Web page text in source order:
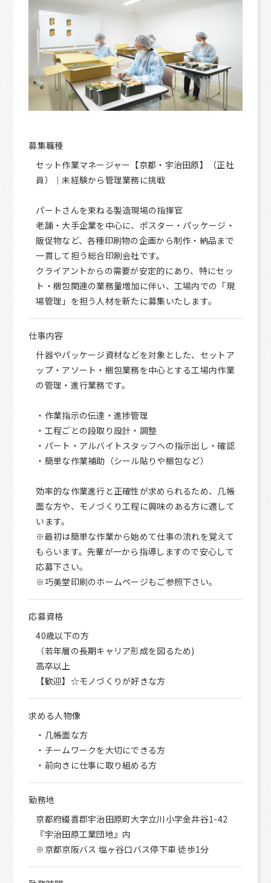
募集職種
セット作業マネージャー【京都・宇治田原】（正社
員）｜未経験から管理業務に挑戦
パートさんを束ねる製造現場の指揮官
老舗・大手企業を中心に、ポスター・パッケージ・
販促物など、各種印刷物の企画から制作・納品まで
一貫して担う総合印刷会社です。
クライアントからの需要が安定的にあり、特にセッ
ト・梱包関連の業務量増加に伴い、工場内での「現
場管理」を担う人材を新たに募集いたします。
仕事内容
什器やパッケージ資材などを対象とした、セットア
ップ・アソート・梱包業務を中心とする工場内作業
の管理・進行業務です。
・作業指示の伝達・進捗管理
・工程ごとの段取り設計・調整
・パート・アルバイトスタッフへの指示出し・確認
・簡単な作業補助（シール貼りや梱包など）
効率的な作業進行と正確性が求められるため、几帳
面な方や、モノづくり工程に興味のある方に適して
います。
※最初は簡単な作業から始めて仕事の流れを覚えて
もらいます。先輩が一から指導しますので安心して
応募下さい。
※巧美堂印刷のホームページもご参照下さい。
応募資格
40歳以下の方
（若年層の長期キャリア形成を図るため)
高卒以上
【歓迎】☆モノづくりが好きな方
求める人物像
・几帳面な方
・チームワークを大切にできる方
・前向きに仕事に取り組める方
勤務地
京都府綴喜郡宇治田原町大字立川小字金井谷1-42
『宇治田原工業団地』内
※京都京阪バス 塩ヶ谷口バス停下車 徒歩1分